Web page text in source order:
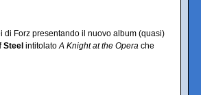
di Forz presentando il nuovo album (quasi)
Steel intitolatoA Knight at the Opera che